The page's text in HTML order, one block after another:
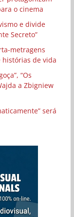
o cinema
e divide
Secreto”
metragens
de vida
“Os
a Zbigniew
será